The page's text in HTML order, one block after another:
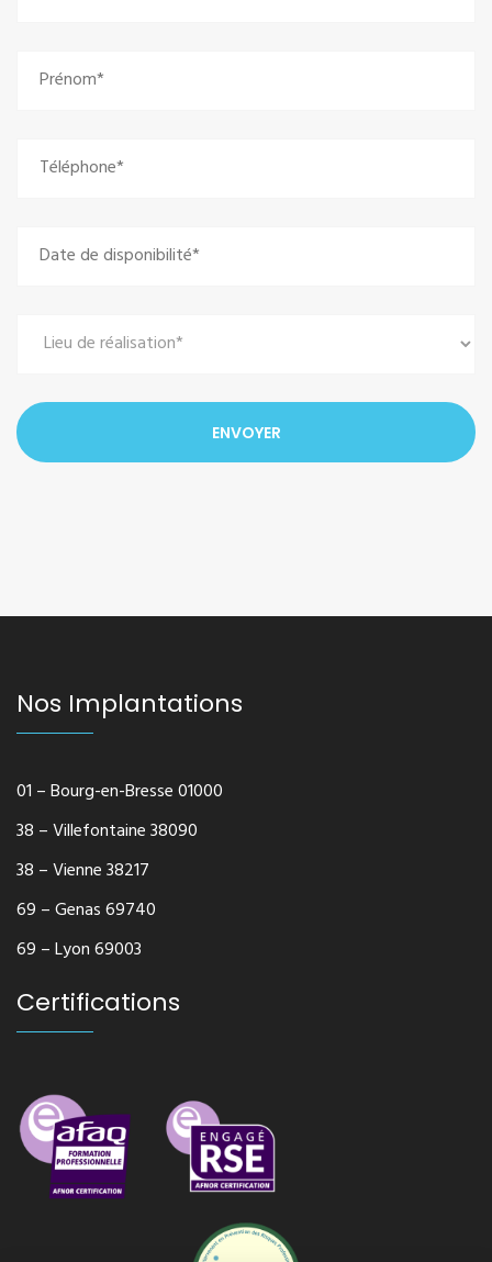
Nos Implantations
01 – Bourg-en-Bresse 01000
38 – Villefontaine 38090
38 – Vienne 38217
69 – Genas 69740
69 – Lyon 69003
Certifications